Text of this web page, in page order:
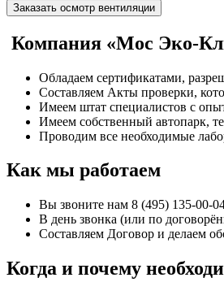
Заказать осмотр вентиляции
Компания «Мос Эко-
Обладаем сертификатами,
Составляем Акты проверки,
Имеем штат специалистов с
Имеем собственный автопарк,
Проводим все необходимые
Как мы работаем
Вы звоните нам 8 (495) 135-00-
В день звонка (или по
Составляем Договор и делаем
Когда и почему